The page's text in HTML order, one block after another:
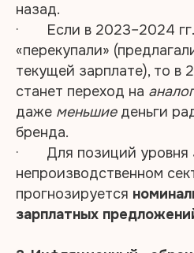
назад.
· Если в 2023–2024 гг.
«перекупали»
текущей зарплате), то в
станет переход на
даже меньшиеденьги
бренда.
· Для позиций уровня
непроизводственном
прогнозируется
зарплатных